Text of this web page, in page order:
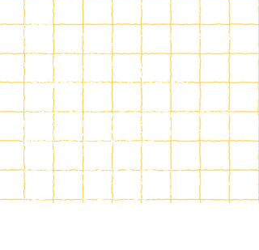
「おいしい」「たのしい」「きれい」を発信していきます。
・活動内容
地元のグルメ・観光・お店などをテーマにした動画やSNS発信
ポスター・イベントとのコラボなど
“バーチャル×リアル”で
千葉を盛り上げることを目的としています。​
ときにはメンバーみんなで「おでかけ企画」
ときには視聴者参加型のキャンペーンも開催予定！
・活動目標
どこにでもいる個人VTuberの「ひとつの声」かもしれないけど
集まればきっと千葉の魅力を照らす大きな光になる！
将来的には「千葉といえばVちーばっ！」と覚えてもらえるような
地域の顔になれる存在を目指しています。
目指せ「千葉県観光大使」！
千葉に住んでいるあなたには、地元の推しとして。
千葉を知らないあなたには、ちょっと気になるきっかけとして。
「千葉っていいな」って思ってもらえる活動を
私たちらしくここから広げていきます！